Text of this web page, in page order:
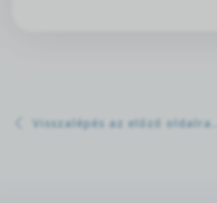
Visszalépés az előző oldalra...